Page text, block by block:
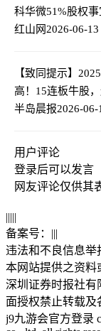
科华微51%股权
红山网2026-06-13
【致同提示】
高！15连板牛股，
半岛晨报2026-06-
用户评论
登录后可以发言
网友评论仅供其
|||||
备案号： |||
违法和不良信息举
本网站提供之资料
深圳证券时报社有
面授权禁止转载及
j9九游会官方登录